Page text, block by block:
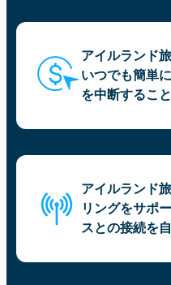
アイルランド
いつでも簡単
を中断するこ
アイルランド
リングをサポ
スとの接続を